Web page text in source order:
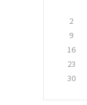
2
9
16
23
30